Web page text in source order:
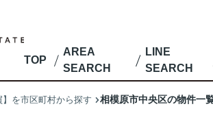
TOP
AREA
SEARCH
LINE
SEARCH
】を市区町村から探す 相模原市中央区の物件一